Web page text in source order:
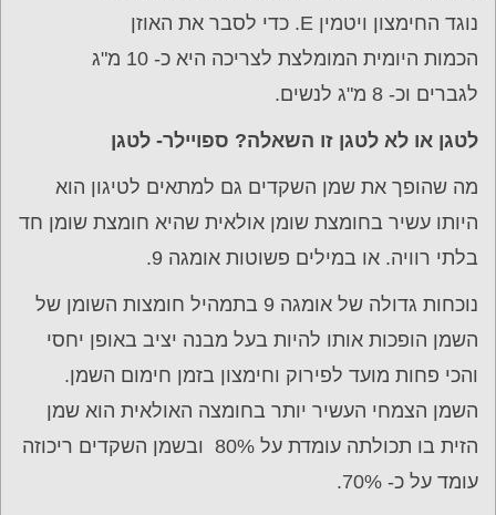
נוגד החימצון ויטמין E. כדי לסבר את האוזן
הכמות היומית המומלצת לצריכה היא כ- 10 מ"ג
לגברים וכ- 8 מ"ג לנשים.
לטגן או לא לטגן זו השאלה? ספויילר- לטגן
מה שהופך את שמן השקדים גם למתאים לטיגון הוא
היותו עשיר בחומצת שומן אולאית שהיא חומצת שומן חד
בלתי רוויה. או במילים פשוטות אומגה 9.
נוכחות גדולה של אומגה 9 בתמהיל חומצות השומן של
השמן הופכות אותו להיות בעל מבנה יציב באופן יחסי
והכי פחות מועד לפירוק וחימצון בזמן חימום השמן.
השמן הצמחי העשיר יותר בחומצה האולאית הוא שמן
הזית בו תכולתה עומדת על 80% ובשמן השקדים ריכוזה
עומד על כ- 70%.